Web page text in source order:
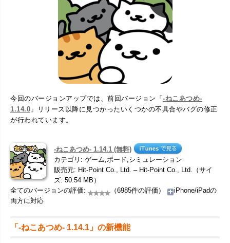
今回のバージョンアップでは、前回バージョン「-ねこあつめ-
1.14.0 」リリース以降に見つかったいくつかの不具合やバグの修正
が行われています。
-ねこあつめ- 1.14.1 (無料)
カテゴリ: ゲーム,ボード,シミュレーション
販売元: Hit-Point Co., Ltd. – Hit-Point Co., Ltd.（サイ
ズ: 50.54 MB）
全てのバージョンの評価:
（6985件の評価）
iPhone/iPadの
両方に対応
「-ねこあつめ- 1.14.1」の新機能